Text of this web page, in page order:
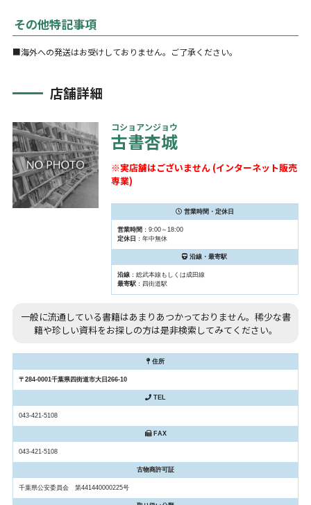
その他特記事項
■海外への発送はお受けしておりません。ご了承ください。
店舗詳細
コショアンジョウ
古書杏城
※実店舗はございません (インターネット販売
専業)
営業時間・定休日
営業時間 ：9:00～18:00
定休日 ：年中無休
沿線・最寄駅
沿線：総武本線もしくは成田線
最寄駅：四街道駅
一般に流通している書籍はあまりあつかっておりません。稀少な書
籍や珍しい資料をお探しの方は是非検索してみてください。
住所
〒284-0001千葉県四街道市大日266-10
TEL
043-421-5108
FAX
043-421-5108
古物商許可証
千葉県公安委員会 第441440000225号